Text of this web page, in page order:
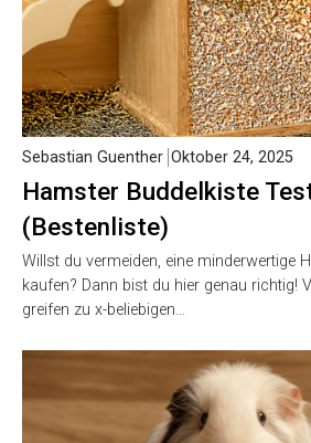
Hamster Buddelkiste
(Bestenliste)
Sebastian Guenther Oktober 24, 2025
Willst du vermeiden, eine minderwertige
kaufen? Dann bist du hier genau richtig!
greifen zu x-beliebigen…